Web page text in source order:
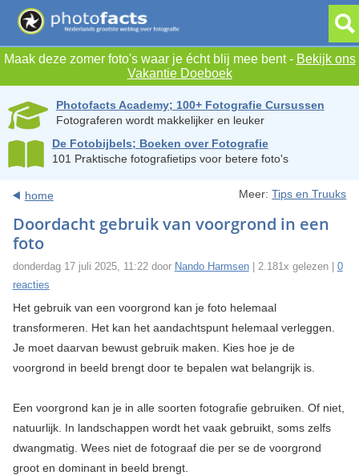
Maak deze zomer foto's waar je écht blij mee bent - Bekijk ons
Vakantie Doeboek
Photofacts Academy; 100+ Fotografie Cursussen
Fotograferen wordt makkelijker en leuker
De Fotobijbels; Boeken over Fotografie
101 Praktische fotografietips voor betere foto's
home Meer:Tips en Truuks
Doordacht gebruik van voorgrond in een
foto
donderdag 17 juli 2025, 11:22 door Nando Harmsen| 2.181x gelezen | 0
reacties
Het gebruik van een voorgrond kan je foto helemaal
transformeren. Het kan het aandachtspunt helemaal verleggen.
Je moet daarvan bewust gebruik maken. Kies hoe je de
voorgrond in beeld brengt door te bepalen wat belangrijk is.
Een voorgrond kan je in alle soorten fotografie gebruiken. Of niet,
natuurlijk. In landschappen wordt het vaak gebruikt, soms zelfs
dwangmatig. Wees niet de fotograaf die per se de voorgrond
groot en dominant in beeld brengt.